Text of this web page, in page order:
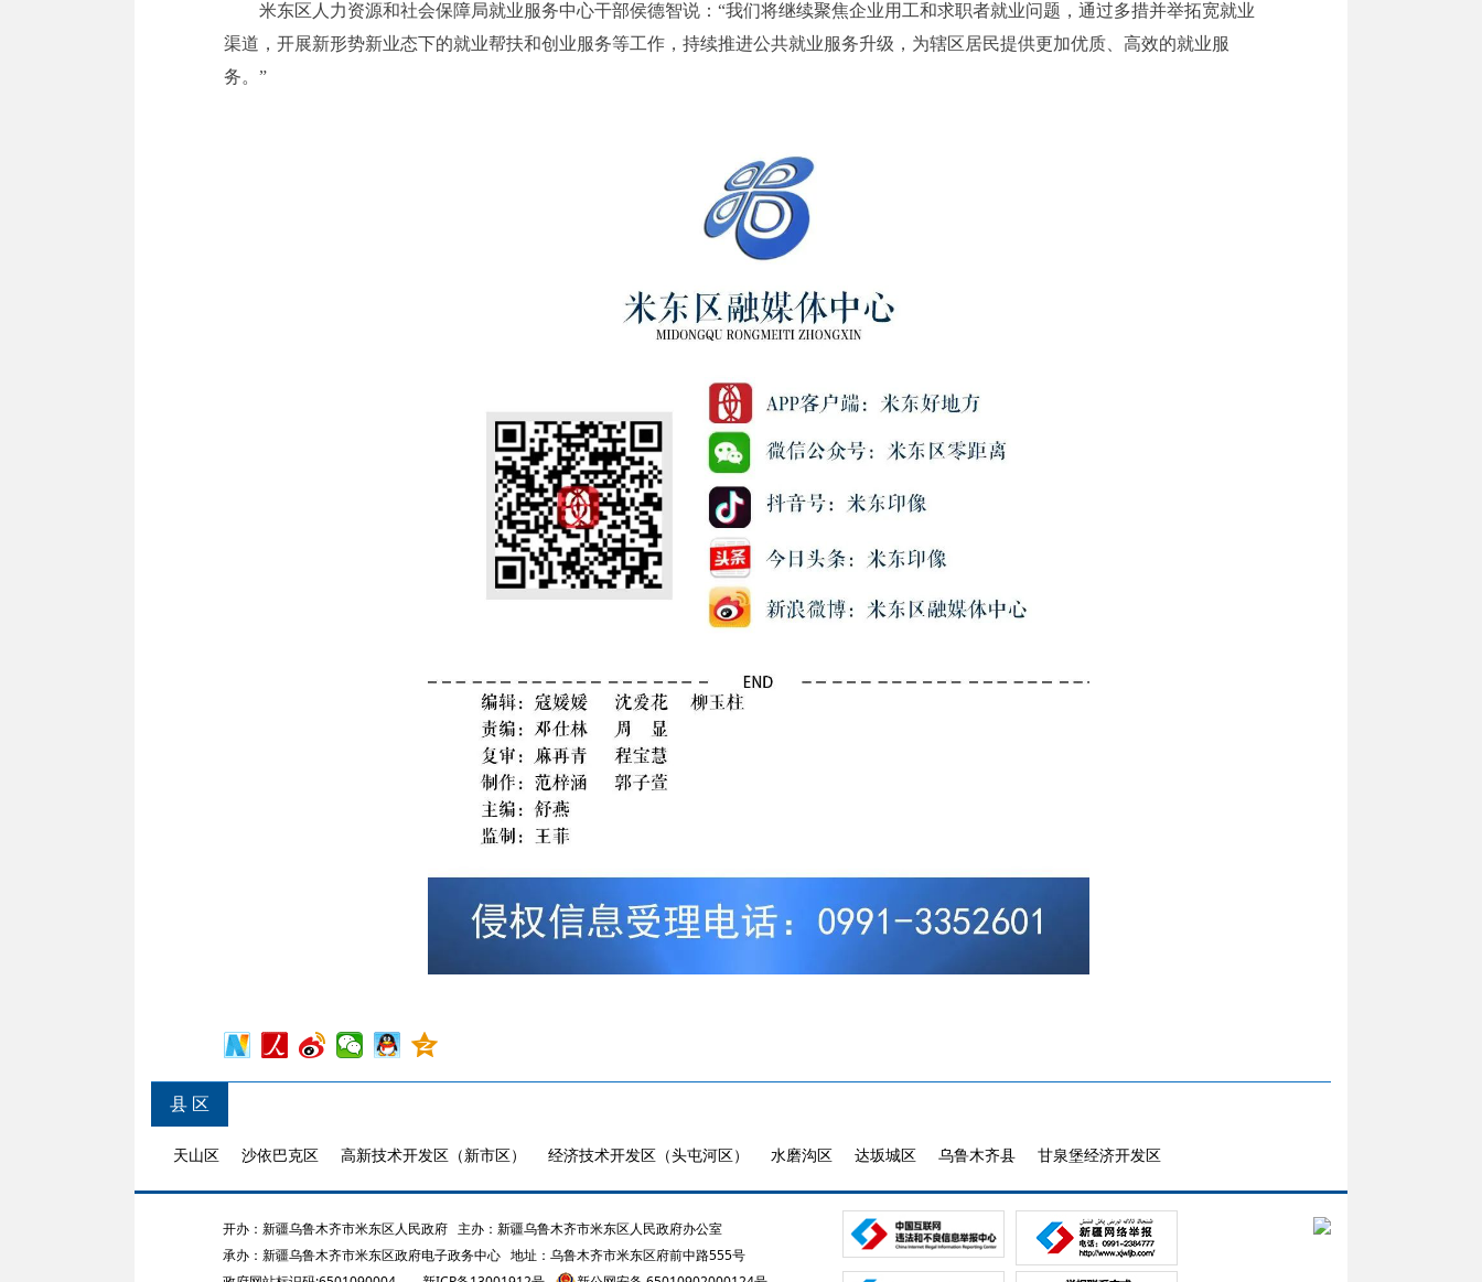
米东区人力资源和社会保障局就业服务中心干部侯德智说：“我们将继续聚焦企业用工和求职者就业问题，通过多措并举拓宽就业
渠道，开展新形势新业态下的就业帮扶和创业服务等工作，持续推进公共就业服务升级，为辖区居民提供更加优质、高效的就业服
务。”
县 区
天山区 沙依巴克区 高新技术开发区（新市区） 经济技术开发区（头屯河区） 水磨沟区 达坂城区 乌鲁木齐县 甘泉堡经济开发区
开办：新疆乌鲁木齐市米东区人民政府 主办：新疆乌鲁木齐市米东区人民政府办公室
承办：新疆乌鲁木齐市米东区政府电子政务中心 地址：乌鲁木齐市米东区府前中路555号